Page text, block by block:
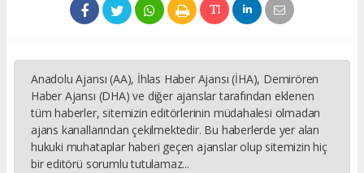
Anadolu Ajansı (AA), İhlas Haber Ajansı (İHA), Demirören
Haber Ajansı (DHA) ve diğer ajanslar tarafından eklenen
tüm haberler, sitemizin editörlerinin müdahalesi olmadan
ajans kanallarından çekilmektedir. Bu haberlerde yer alan
hukuki muhataplar haberi geçen ajanslar olup sitemizin hiç
bir editörü sorumlu tutulamaz...